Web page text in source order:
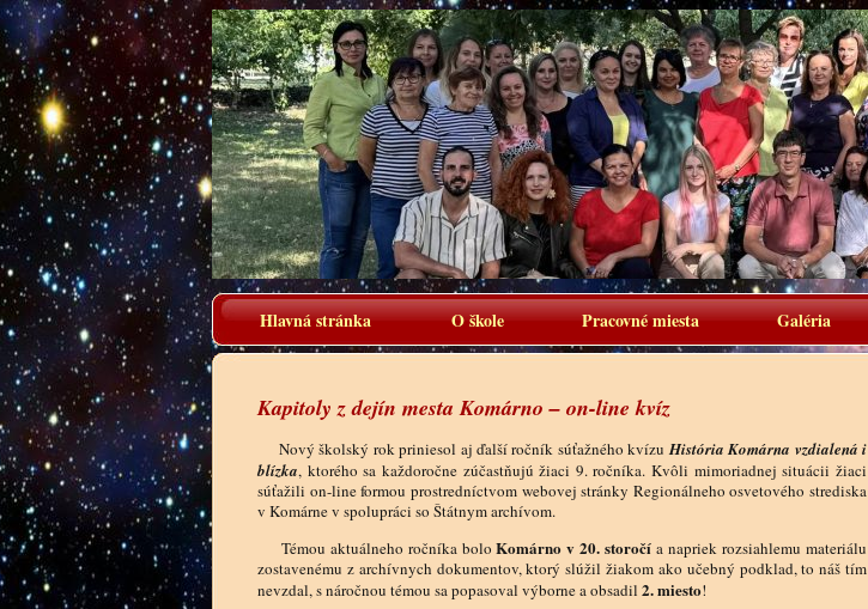
Hlavná stránka O škole Pracovné miesta Galéria
Kapitoly z dejín mesta Komárno – on-line kvíz
Nový školský rok priniesol aj ďalší ročník súťažného kvízuHistória Komárna vzdialená i
blízka, ktorého sa každoročne zúčastňujú žiaci 9. ročníka. Kvôli mimoriadnej situácii žiaci
súťažili on-line formou prostredníctvom webovej stránky Regionálneho osvetového strediska
v Komárne v spolupráci so Štátnym archívom.
Témou aktuálneho ročníka boloKomárno v 20. storočí a napriek rozsiahlemu materiálu
zostavenému z archívnych dokumentov, ktorý slúžil žiakom ako učebný podklad, to náš tím
nevzdal, s náročnou témou sa popasoval výborne a obsadil 2. miesto!